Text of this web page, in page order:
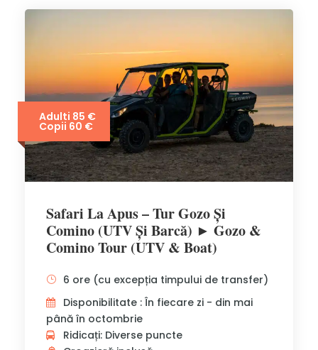
Adulti 85 €
Copii 60 €
Safari La Apus – Tur Gozo Și
Comino (UTV Și Barcă) ► Gozo &
Comino Tour (UTV & Boat)
6 ore (cu excepția timpului de transfer)
Disponibilitate : În fiecare zi - din mai
până în octombrie
Ridicați: Diverse puncte